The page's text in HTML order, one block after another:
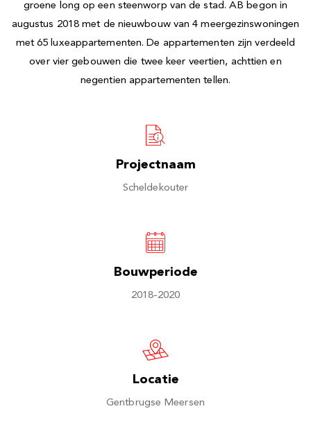
groene long op een steenworp van de stad. AB begon in
augustus 2018 met de nieuwbouw van 4 meergezinswoningen
met 65 luxeappartementen. De appartementen zijn verdeeld
over vier gebouwen die twee keer veertien, achttien en
negentien appartementen tellen.
Projectnaam
Scheldekouter
Bouwperiode
2018-2020
Locatie
Gentbrugse Meersen